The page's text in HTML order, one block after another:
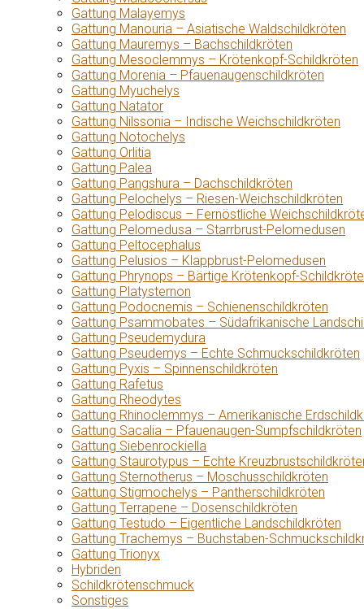
Gattung Malayemys
Gattung Manouria – Asiatische Waldschildkröten
Gattung Mauremys – Bachschildkröten
Gattung Mesoclemmys – Krötenkopf-Schildkröten
Gattung Morenia – Pfauenaugenschildkröten
Gattung Myuchelys
Gattung Natator
Gattung Nilssonia – Indische Weichschildkröten
Gattung Notochelys
Gattung Orlitia
Gattung Palea
Gattung Pangshura – Dachschildkröten
Gattung Pelochelys – Riesen-Weichschildkröten
Gattung Pelodiscus – Fernöstliche
Gattung Pelomedusa – Starrbrust-Pelomedusen
Gattung Peltocephalus
Gattung Pelusios – Klappbrust-Pelomedusen
Gattung Phrynops – Bärtige Krötenkopf-
Gattung Platysternon
Gattung Podocnemis – Schienenschildkröten
Gattung Psammobates – Südafrikanische
Gattung Pseudemydura
Gattung Pseudemys – Echte Schmuckschildkröten
Gattung Pyxis – Spinnenschildkröten
Gattung Rafetus
Gattung Rheodytes
Gattung Rhinoclemmys – Amerikanische
Gattung Sacalia – Pfauenaugen-Sumpfschildkröten
Gattung Siebenrockiella
Gattung Staurotypus – Echte
Gattung Sternotherus – Moschusschildkröten
Gattung Stigmochelys – Pantherschildkröten
Gattung Terrapene – Dosenschildkröten
Gattung Testudo – Eigentliche Landschildkröten
Gattung Trachemys – Buchstaben-
Gattung Trionyx
Hybriden
Schildkrötenschmuck
Sonstiges